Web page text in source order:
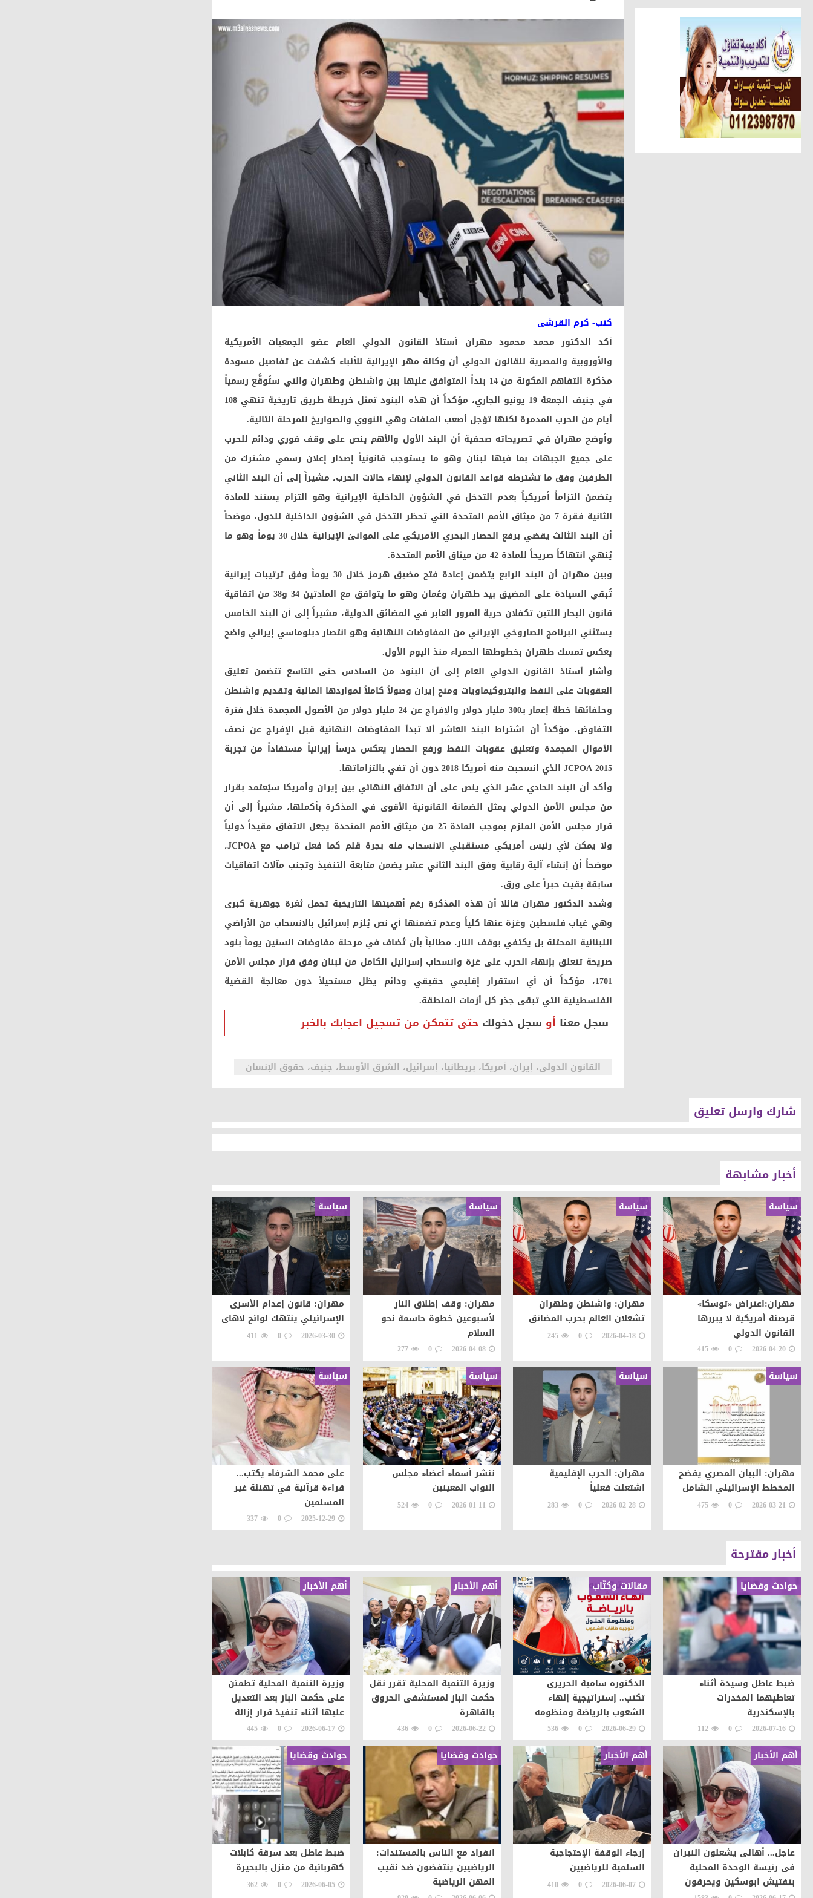
مقالات وكتّاب
سمية مدغرى علوى تكتب.. القراءة في الصيف رحلة عقلية في ظلال الهدوء
أخبار الناس
تهنئة الجريدة للاستاذ عبد السلام بلتاجي بمناسبة زفاف كريمته سلمي
أهم الأخبار
الوحدة المحلية بالحامول تستعين بسيارات طوارئ المياه لتلبية احتياجات مواطني المجاز
حوادث وقضايا
ضبط عاطل وسيدة أثناء تعاطيهما المخدرات بالإسكندرية
مقالات وكتّاب
عطوة الزقم يكتب.. عبدالهادى حجازى الرجل الذى آمن بإن النجاح الحقيقى هو الذى ينعكس على المجتمع
دعاء سكين ... تنضم لشركة صن رايز للسياحة والحج والعمرة
كتب- كرم القرشى
أكد الدكتور محمد محمود مهران أستاذ القانون الدولي العام عضو الجمعيات الأمريكية
والأوروبية والمصرية للقانون الدولي أن وكالة مهر الإيرانية للأنباء كشفت عن تفاصيل مسودة
مذكرة التفاهم المكونة من 14 بنداً المتوافق عليها بين واشنطن وطهران والتي ستُوقَّع رسمياً
في جنيف الجمعة 19 يونيو الجاري، مؤكداً أن هذه البنود تمثل خريطة طريق تاريخية تنهي 108
أيام من الحرب المدمرة لكنها تؤجل أصعب الملفات وهي النووي والصواريخ للمرحلة التالية.
وأوضح مهران في تصريحاته صحفية أن البند الأول والأهم ينص على وقف فوري ودائم للحرب
على جميع الجبهات بما فيها لبنان وهو ما يستوجب قانونياً إصدار إعلان رسمي مشترك من
الطرفين وفق ما تشترطه قواعد القانون الدولي لإنهاء حالات الحرب، مشيراً إلى أن البند الثاني
يتضمن التزاماً أمريكياً بعدم التدخل في الشؤون الداخلية الإيرانية وهو التزام يستند للمادة
الثانية فقرة 7 من ميثاق الأمم المتحدة التي تحظر التدخل في الشؤون الداخلية للدول، موضحاً
أن البند الثالث يقضي برفع الحصار البحري الأمريكي على الموانئ الإيرانية خلال 30 يوماً وهو ما
يُنهي انتهاكاً صريحاً للمادة 42 من ميثاق الأمم المتحدة.
وبين مهران أن البند الرابع يتضمن إعادة فتح مضيق هرمز خلال 30 يوماً وفق ترتيبات إيرانية
تُبقي السيادة على المضيق بيد طهران وعُمان وهو ما يتوافق مع المادتين 34 و38 من اتفاقية
قانون البحار اللتين تكفلان حرية المرور العابر في المضائق الدولية، مشيراً إلى أن البند الخامس
يستثني البرنامج الصاروخي الإيراني من المفاوضات النهائية وهو انتصار دبلوماسي إيراني واضح
يعكس تمسك طهران بخطوطها الحمراء منذ اليوم الأول.
وأشار أستاذ القانون الدولي العام إلى أن البنود من السادس حتى التاسع تتضمن تعليق
العقوبات على النفط والبتروكيماويات ومنح إيران وصولاً كاملاً لمواردها المالية وتقديم واشنطن
وحلفائها خطة إعمار بـ300 مليار دولار والإفراج عن 24 مليار دولار من الأصول المجمدة خلال فترة
التفاوض، مؤكداً أن اشتراط البند العاشر ألا تبدأ المفاوضات النهائية قبل الإفراج عن نصف
الأموال المجمدة وتعليق عقوبات النفط ورفع الحصار يعكس درساً إيرانياً مستفاداً من تجربة
JCPOA 2015 الذي انسحبت منه أمريكا 2018 دون أن تفي بالتزاماتها.
وأكد أن البند الحادي عشر الذي ينص على أن الاتفاق النهائي بين إيران وأمريكا سيُعتمد بقرار
من مجلس الأمن الدولي يمثل الضمانة القانونية الأقوى في المذكرة بأكملها، مشيراً إلى أن
قرار مجلس الأمن الملزم بموجب المادة 25 من ميثاق الأمم المتحدة يجعل الاتفاق مقيداً دولياً
ولا يمكن لأي رئيس أمريكي مستقبلي الانسحاب منه بجرة قلم كما فعل ترامب مع JCPOA،
موضحاً أن إنشاء آلية رقابية وفق البند الثاني عشر يضمن متابعة التنفيذ وتجنب مآلات اتفاقيات
سابقة بقيت حبراً على ورق.
وشدد الدكتور مهران قائلا أن هذه المذكرة رغم أهميتها التاريخية تحمل ثغرة جوهرية كبرى
وهي غياب فلسطين وغزة عنها كلياً وعدم تضمنها أي نص يُلزم إسرائيل بالانسحاب من الأراضي
اللبنانية المحتلة بل يكتفي بوقف النار، مطالباً بأن تُضاف في مرحلة مفاوضات الستين يوماً بنود
صريحة تتعلق بإنهاء الحرب على غزة وانسحاب إسرائيل الكامل من لبنان وفق قرار مجلس الأمن
1701، مؤكداً أن أي استقرار إقليمي حقيقي ودائم يظل مستحيلاً دون معالجة القضية
الفلسطينية التي تبقى جذر كل أزمات المنطقة.
سجل معنا أو سجل دخولك حتى تتمكن من تسجيل اعجابك بالخبر
القانون الدولى، إيران، أمريكا، بريطانيا، إسرائيل، الشرق الأوسط، جنيف، حقوق الإنسان
شارك وارسل تعليق
أخبار مشابهة
سياسة
مهران:اعتراض «توسكا»
قرصنة أمريكية لا يبررها
القانون الدولي
2026-04-20
0
415
سياسة
مهران: واشنطن وطهران
تشعلان العالم بحرب المضائق
2026-04-18
0
245
سياسة
مهران: وقف إطلاق النار
لأسبوعين خطوة حاسمة نحو
السلام
2026-04-08
0
277
سياسة
مهران: قانون إعدام الأسرى
الإسرائيلي ينتهك لوائح لاهاى
2026-03-30
0
411
سياسة
مهران: البيان المصري يفضح
المخطط الإسرائيلي الشامل
2026-03-21
0
475
سياسة
مهران: الحرب الإقليمية
اشتعلت فعلياً
2026-02-28
0
283
سياسة
ننشر أسماء أعضاء مجلس
النواب المعينين
2026-01-11
0
524
سياسة
على محمد الشرفاء يكتب...
قراءة قرآنية في تهنئة غير
المسلمين
2025-12-29
0
337
أخبار مقترحة
حوادث وقضايا
ضبط عاطل وسيدة أثناء
تعاطيهما المخدرات
بالإسكندرية
2026-07-16
0
112
مقالات وكتّاب
الدكتوره سامية الحريرى
تكتب.. إستراتيجية إلهاء
الشعوب بالرياضة ومنظومه
الحلول لتوجيه طاقات الشعوب
نحو التطور والابداع
2026-06-29
0
536
أهم الأخبار
وزيرة التنمية المحلية تقرر نقل
حكمت الباز لمستشفى الحروق
بالقاهرة
2026-06-22
0
436
أهم الأخبار
وزيرة التنمية المحلية تطمئن
على حكمت الباز بعد التعديل
عليها أثناء تنفيذ قرار إزالة
2026-06-17
0
445
أهم الأخبار
عاجل... أهالى يشعلون النيران
فى رئيسة الوحدة المحلية
بتفتيش ابوسكين ويحرقون
أهم الأخبار
إرجاء الوقفة الإحتجاجية
السلمية للرياضيين
2026-06-07
0
410
حوادث وقضايا
انفراد مع الناس بالمستندات:
الرياضيين ينتفضون ضد نقيب
المهن الرياضية
حوادث وقضايا
ضبط عاطل بعد سرقة كابلات
كهربائية من منزل بالبحيرة
2026-06-05
0
362